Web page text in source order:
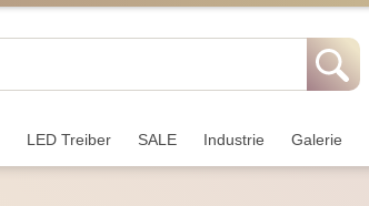
LED Treiber SALE Industrie Galerie